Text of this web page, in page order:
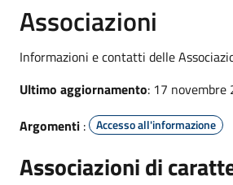
Associazioni
Informazioni e contatti delle
Ultimo aggiornamento: 17 novembre
Argomenti : Accesso all'informazione
Associazioni di